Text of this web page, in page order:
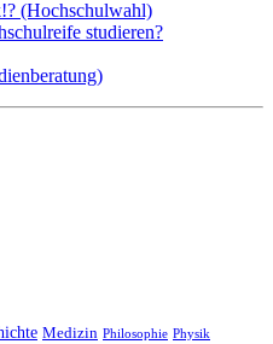
(Hochschulwahl)
studieren?
Medizin Philosophie Physik